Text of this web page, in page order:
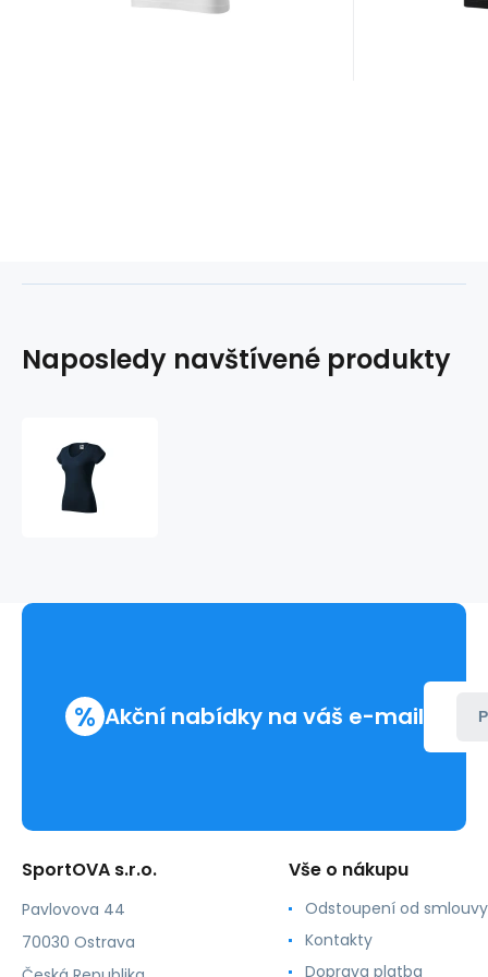
Naposledy navštívené produkty
Malfini
% Akční nabídky na váš e-mail
SportOVA s.r.o.
Pavlovova 44
70030 Ostrava
Vše o nákupu
Odstoupení od smlouvy
Kontakty
Doprava platba